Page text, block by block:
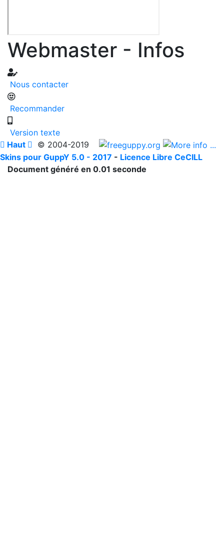
Webmaster - Infos
Nous contacter
Recommander
Version texte
 Haut  © 2004-2019
Skins pour GuppY 5.0 - 2017 - Licence Libre CeCILL
Document généré en 0.01 seconde